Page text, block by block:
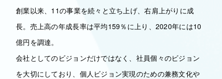
創業以来、11の事業を続々と立ち上げ、右肩上がりに成
長。売上高の年成長率は平均159％に上り、2020年には10
億円を調達。
会社としてのビジョンだけではなく、社員個々のビジョン
を大切にしており、個人ビジョン実現のための兼務文化や